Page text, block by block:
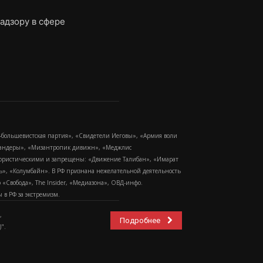
в сфере
партия», «Свидетели Иеговы», «Армия воли
«Мизантропик дивижн», «Меджлис
и запрещены: «Движение Талибан», «Имарат
«Колумбайн». В РФ признана нежелательной деятельность
The Insider, «Медиазона», ОВД-инфо.
РФ за экстремизм.
Подробнее